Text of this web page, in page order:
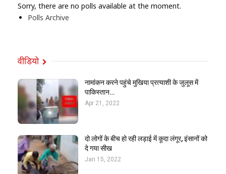
Sorry, there are no polls available at the moment.
Polls Archive
वीडियो
नामांकन करने पहुंचे मुखिया प्रत्याशी के जुलूस में
पाकिस्तान…
Apr 21, 2022
दो लोगों के बीच हो रही लड़ाई में कूदा लंगूर, इंसानों को
दे गया सीख
Jan 15, 2022